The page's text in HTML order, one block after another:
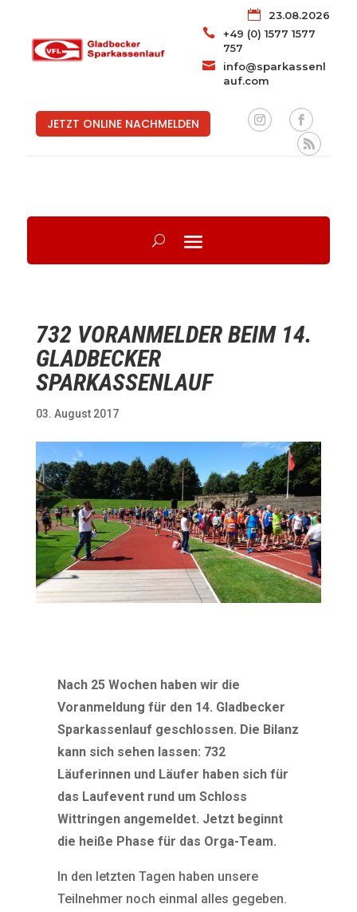

23.08.2026

+49 (0) 1577 1577
757

info@sparkassenl
auf.com
JETZT ONLINE NACHMELDEN
732 VORANMELDER BEIM 14.
GLADBECKER
SPARKASSENLAUF
03. August 2017
Nach 25 Wochen haben wir die
Voranmeldung für den 14. Gladbecker
Sparkassenlauf geschlossen. Die Bilanz
kann sich sehen lassen: 732
Läuferinnen und Läufer haben sich für
das Laufevent rund um Schloss
Wittringen angemeldet. Jetzt beginnt
die heiße Phase für das Orga-Team.
In den letzten Tagen haben unsere
Teilnehmer noch einmal alles gegeben.